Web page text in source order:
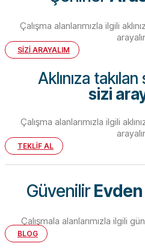
Çalışma alanlarımızla ilgili
SİZİ ARAYALIM
Aklınıza
sizi
Çalışma alanlarımızla ilgili
TEKLİF AL
Güvenilir
Çalışmala alanlarımızla ilgili
BLOG